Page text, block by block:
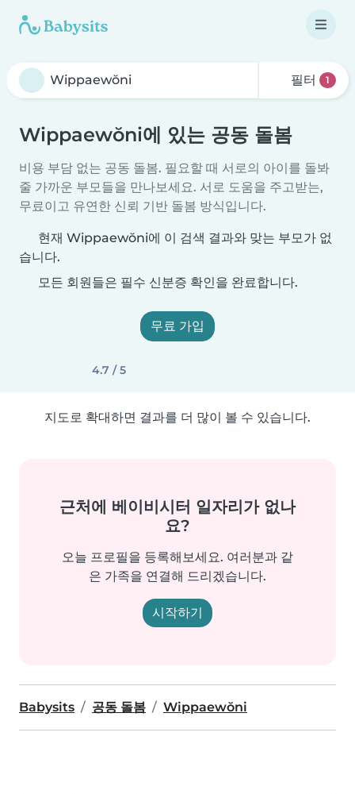
필터 1
Wippaewŏni에 있는 공동 돌봄
비용 부담 없는 공동 돌봄. 필요할 때 서로의 아이를 돌봐
줄 가까운 부모들을 만나보세요. 서로 도움을 주고받는,
무료이고 유연한 신뢰 기반 돌봄 방식입니다.
현재 Wippaewŏni에 이 검색 결과와 맞는 부모가 없
습니다.
모든 회원들은 필수 신분증 확인을 완료합니다.
무료 가입
4.7 / 5
지도로 확대하면 결과를 더 많이 볼 수 있습니다.
근처에 베이비시터 일자리가 없나
요?
오늘 프로필을 등록해보세요. 여러분과 같
은 가족을 연결해 드리겠습니다.
시작하기
Babysits 공동 돌봄 Wippaewŏni